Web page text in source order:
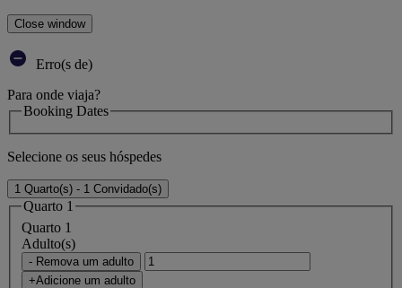
Close window
Erro(s de)
Para onde viaja?
Booking Dates
Selecione os seus hóspedes
1 Quarto(s) - 1 Convidado(s)
Quarto 1
Quarto 1
Adulto(s)
- Remova um adulto
+Adicione um adulto